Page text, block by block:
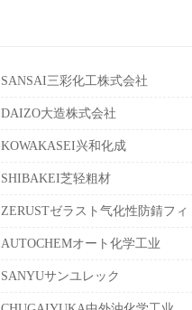
SANSAI三彩化工株式会社
DAIZO大造株式会社
KOWAKASEI兴和化成
SHIBAKEI芝轻粗材
ZERUSTゼラスト气化性防錆フィ
AUTOCHEMオート化学工业
SANYUサンユレック